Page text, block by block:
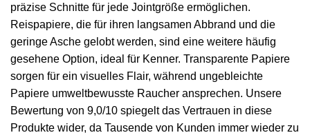
präzise Schnitte für jede Jointgröße ermöglichen.
Reispapiere, die für ihren langsamen Abbrand und die
geringe Asche gelobt werden, sind eine weitere häufig
gesehene Option, ideal für Kenner. Transparente Papiere
sorgen für ein visuelles Flair, während ungebleichte
Papiere umweltbewusste Raucher ansprechen. Unsere
Bewertung von 9,0/10 spiegelt das Vertrauen in diese
Produkte wider, da Tausende von Kunden immer wieder zu